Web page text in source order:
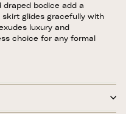
draped bodice add a
glides gracefully with
luxury and
choice for any formal